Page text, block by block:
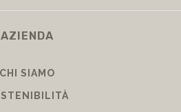
AZIENDA
CHI SIAMO